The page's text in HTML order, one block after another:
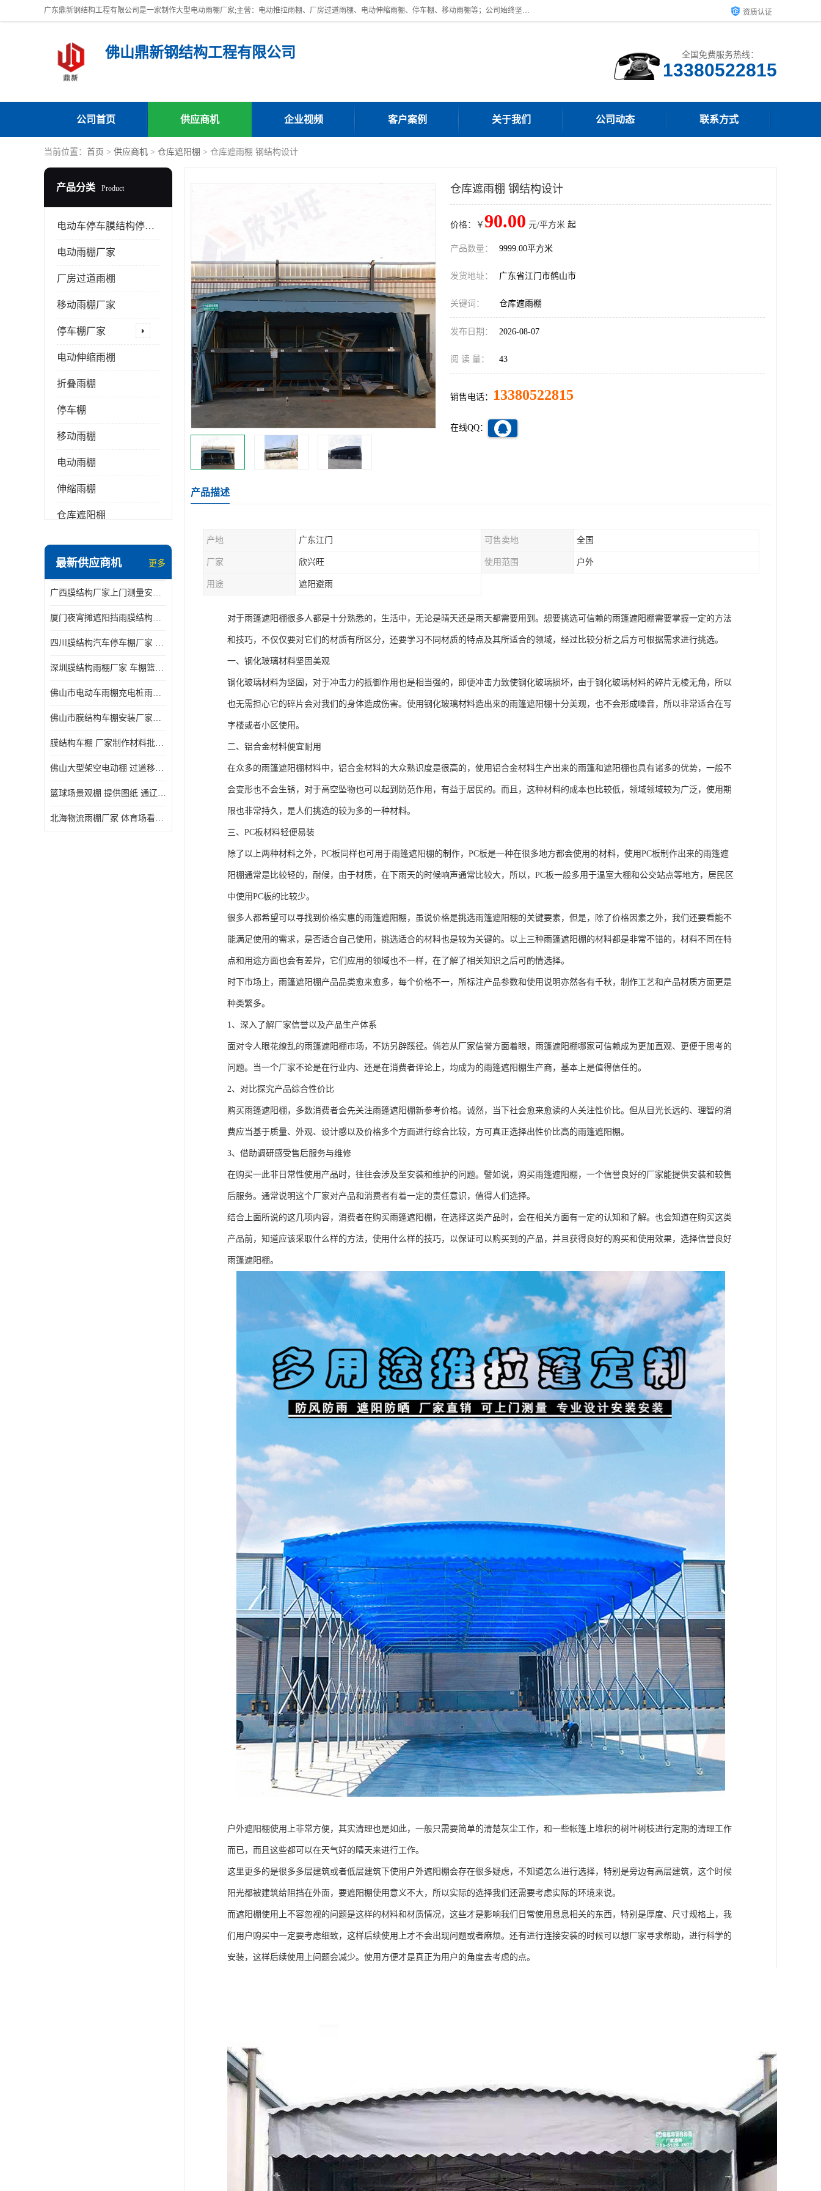
广东鼎新钢结构工程有限公司是一家制作大型电动雨棚厂家;主营：电动推拉雨棚、厂房过道雨棚、电动伸缩雨棚、停车棚、移动雨棚等；公司始终坚持结构创新,品质优越,美观形象,且售后服务好。公司充分吸纳当今休闲用品的前端技术和风格,为您带来质价相宜,时尚典雅的各种户外用品, 资质认证
佛山鼎新钢结构工程有限公司 全国免费服务热线：
13380522815
公司首页 供应商机 企业视频 客户案例 关于我们 公司动态 联系方式
当前位置： 首页 > 供应商机 > 仓库遮阳棚 > 仓库遮雨棚 钢结构设计
产品分类 Product
电动车停车膜结构停车棚
电动雨棚厂家
厂房过道雨棚
移动雨棚厂家
停车棚厂家
电动伸缩雨棚
折叠雨棚
停车棚
移动雨棚
电动雨棚
伸缩雨棚
仓库遮阳棚
电动推拉雨棚
膜结构停景观棚
最新供应商机 更多
广西膜结构厂家上门测量安装发货，厂家发货没有差价
厦门夜宵摊遮阳挡雨膜结构雨棚设计 上门测量 款式多
四川膜结构汽车停车棚厂家 款式多 提供报价
深圳膜结构雨棚厂家 车棚篮球场体育看台 规格多样
佛山市电动车雨棚充电桩雨棚小区电动车棚
佛山市膜结构车棚安装厂家发货安装
膜结构车棚 厂家制作材料批发安装一体式工厂
佛山大型架空电动棚 过道移动雨蓬 屋轨道悬空棚免费测量
篮球场景观棚 提供图纸 通辽膜结构厂家
北海物流雨棚厂家 体育场看台雨棚 价格优惠
仓库遮雨棚 钢结构设计
价格：￥ 90.00 元/平方米 起
产品数量： 9999.00平方米
发货地址： 广东省江门市鹤山市
关键词： 仓库遮雨棚
发布日期： 2026-08-07
阅 读 量： 43
销售电话： 13380522815
在线QQ：
产品描述
产地 广东江门 可售卖地 全国
厂家 欣兴旺 使用范围 户外
用途 遮阳避雨
对于雨篷遮阳棚很多人都是十分熟悉的，生活中，无论是晴天还是雨天都需要用到。想要挑选可信赖的雨篷遮阳棚需要掌握一定的方法
和技巧，不仅仅要对它们的材质有所区分，还要学习不同材质的特点及其所适合的领域，经过比较分析之后方可根据需求进行挑选。
一、钢化玻璃材料坚固美观
钢化玻璃材料为坚固，对于冲击力的抵御作用也是相当强的，即便冲击力致使钢化玻璃损坏，由于钢化玻璃材料的碎片无棱无角，所以
也无需担心它的碎片会对我们的身体造成伤害。使用钢化玻璃材料造出来的雨篷遮阳棚十分美观，也不会形成噪音，所以非常适合在写
字楼或者小区使用。
二、铝合金材料便宜耐用
在众多的雨篷遮阳棚材料中，铝合金材料的大众熟识度是很高的，使用铝合金材料生产出来的雨篷和遮阳棚也具有诸多的优势，一般不
会变形也不会生锈，对于高空坠物也可以起到防范作用，有益于居民的。而且，这种材料的成本也比较低，领域领域较为广泛，使用期
限也非常持久，是人们挑选的较为多的一种材料。
三、PC板材料轻便易装
除了以上两种材料之外，PC板同样也可用于雨篷遮阳棚的制作，PC板是一种在很多地方都会使用的材料，使用PC板制作出来的雨篷遮
阳棚通常是比较轻的，耐候，由于材质，在下雨天的时候响声通常比较大，所以，PC板一般多用于温室大棚和公交站点等地方，居民区
中使用PC板的比较少。
很多人都希望可以寻找到价格实惠的雨篷遮阳棚，虽说价格是挑选雨篷遮阳棚的关键要素，但是，除了价格因素之外，我们还要看能不
能满足使用的需求，是否适合自己使用，挑选适合的材料也是较为关键的。以上三种雨篷遮阳棚的材料都是非常不错的，材料不同在特
点和用途方面也会有差异，它们应用的领域也不一样，在了解了相关知识之后可酌情选择。
时下市场上，雨篷遮阳棚产品品类愈来愈多，每个价格不一，所标注产品参数和使用说明亦然各有千秋，制作工艺和产品材质方面更是
种类繁多。
1、深入了解厂家信誉以及产品生产体系
面对令人眼花缭乱的雨篷遮阳棚市场，不妨另辟蹊径。倘若从厂家信誉方面着眼，雨篷遮阳棚哪家可信赖成为更加直观、更便于思考的
问题。当一个厂家不论是在行业内、还是在消费者评论上，均成为的雨篷遮阳棚生产商，基本上是值得信任的。
2、对比探究产品综合性价比
购买雨篷遮阳棚，多数消费者会先关注雨篷遮阳棚新参考价格。诚然，当下社会愈来愈读的人关注性价比。但从目光长远的、理智的消
费应当基于质量、外观、设计感以及价格多个方面进行综合比较，方可真正选择出性价比高的雨篷遮阳棚。
3、借助调研感受售后服务与维修
在购买一此非日常性使用产品时，往往会涉及至安装和维护的问题。譬如说，购买雨篷遮阳棚，一个信誉良好的厂家能提供安装和较售
后服务。通常说明这个厂家对产品和消费者有着一定的责任意识，值得人们选择。
结合上面所说的这几项内容，消费者在购买雨篷遮阳棚，在选择这类产品时，会在相关方面有一定的认知和了解。也会知道在购买这类
产品前，知道应该采取什么样的方法，使用什么样的技巧，以保证可以购买到的产品，并且获得良好的购买和使用效果，选择信誉良好
雨篷遮阳棚。
户外遮阳棚使用上非常方便，其实清理也是如此，一般只需要简单的清楚灰尘工作，和一些帐篷上堆积的树叶树枝进行定期的清理工作
而已，而且这些都可以在天气好的晴天来进行工作。
这里更多的是很多多层建筑或者低层建筑下使用户外遮阳棚会存在很多疑虑，不知道怎么进行选择，特别是旁边有高层建筑，这个时候
阳光都被建筑给阻挡在外面，要遮阳棚使用意义不大，所以实际的选择我们还需要考虑实际的环境来说。
而遮阳棚使用上不容忽视的问题是这样的材料和材质情况，这些才是影响我们日常使用息息相关的东西，特别是厚度、尺寸规格上，我
们用户购买中一定要考虑细致，这样后续使用上才不会出现问题或者麻烦。还有进行连接安装的时候可以想厂家寻求帮助，进行科学的
安装，这样后续使用上问题会减少。使用方便才是真正为用户的角度去考虑的点。